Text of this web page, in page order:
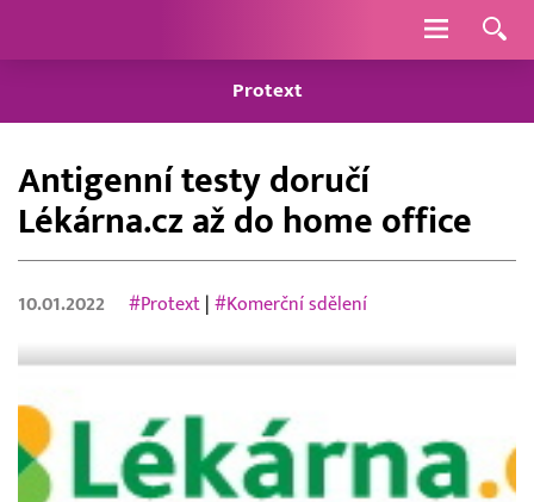
Navigace
Protext
Antigenní testy doručí
Lékárna.cz až do home office
10.01.2022 #Protext |#Komerční sdělení